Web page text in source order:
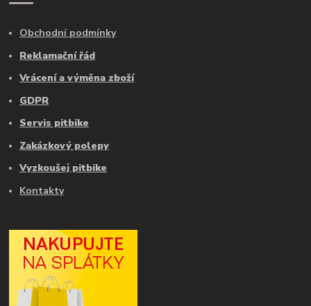
Obchodní podmínky
Reklamační řád
Vrácení a výměna zboží
GDPR
Servis pitbike
Zakázkový polepy
Vyzkoušej pitbike
Kontakty